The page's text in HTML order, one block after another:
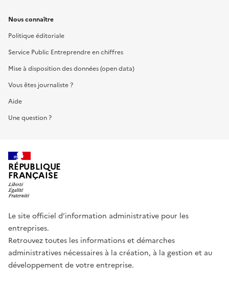
Nous connaître
Politique éditoriale
Service Public Entreprendre en chiffres
Mise à disposition des données (open data)
Vous êtes journaliste ?
Aide
Une question ?
RÉPUBLIQUE
FRANÇAISE
Le site officiel d’information administrative pour les
entreprises.
Retrouvez toutes les informations et démarches
administratives nécessaires à la création, à la gestion et au
développement de votre entreprise.